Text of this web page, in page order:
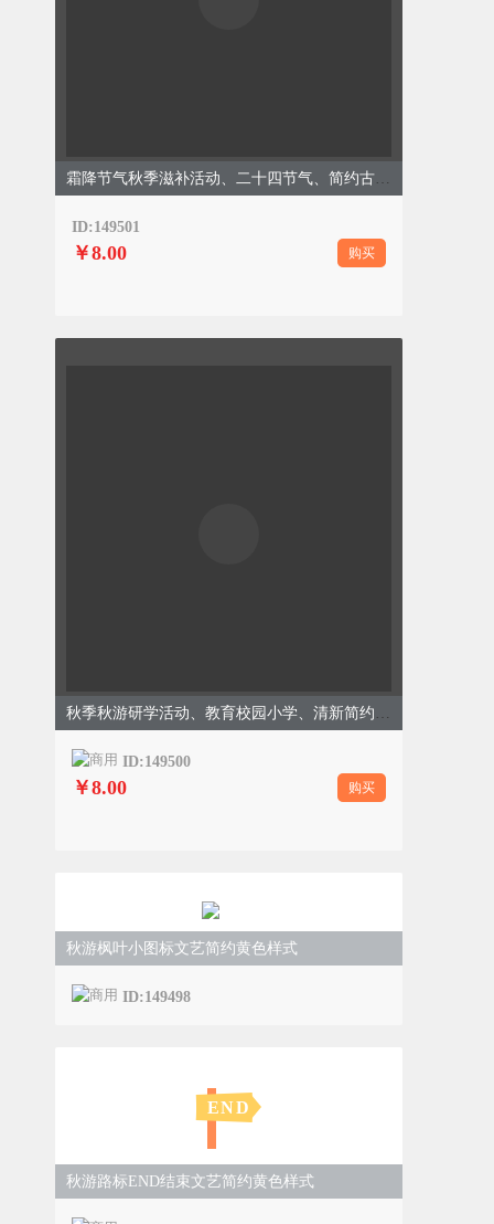
ID:149501
￥8.00 购买
ID:149500
￥8.00 购买
秋游枫叶小图标文艺简约黄色样式
ID:149498
END
秋游路标END结束文艺简约黄色样式